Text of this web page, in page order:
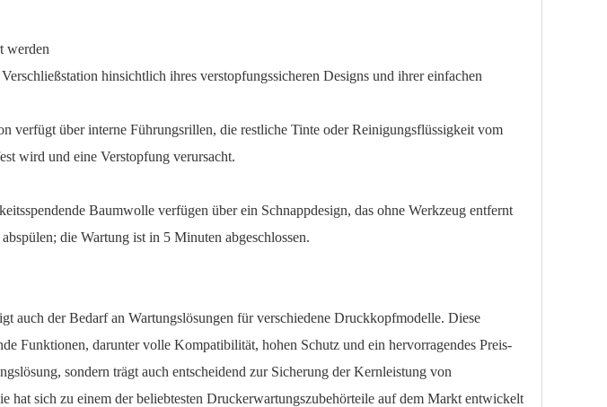
werden
hinsichtlich ihres verstopfungssicheren Designs und ihrer einfachen
verfügt über interne Führungsrillen, die restliche Tinte oder Reinigungsflüssigkeit vom
wird und eine Verstopfung verursacht.
Baumwolle verfügen über ein Schnappdesign, das ohne Werkzeug entfernt
die Wartung ist in 5 Minuten abgeschlossen.
auch der Bedarf an Wartungslösungen für verschiedene Druckkopfmodelle. Diese
Funktionen, darunter volle Kompatibilität, hohen Schutz und ein hervorragendes Preis-
sondern trägt auch entscheidend zur Sicherung der Kernleistung von
sich zu einem der beliebtesten Druckerwartungszubehörteile auf dem Markt entwickelt